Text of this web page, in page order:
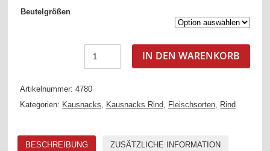
Beutelgrößen
IN DEN WARENKORB
Artikelnummer:4780
Kategorien: Kausnacks, Kausnacks Rind, Fleischsorten, Rind
BESCHREIBUNG ZUSÄTZLICHE INFORMATION